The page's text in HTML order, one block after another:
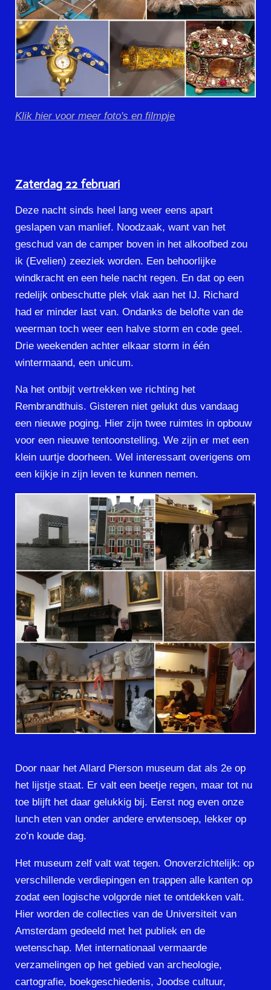
Klik hier voor meer foto's en filmpje
Zaterdag 22 februari
Deze nacht sinds heel lang weer eens apart
geslapen van manlief. Noodzaak, want van het
geschud van de camper boven in het alkoofbed zou
ik (Evelien) zeeziek worden. Een behoorlijke
windkracht en een hele nacht regen. En dat op een
redelijk onbeschutte plek vlak aan het IJ. Richard
had er minder last van. Ondanks de belofte van de
weerman toch weer een halve storm en code geel.
Drie weekenden achter elkaar storm in één
wintermaand, een unicum.
Na het ontbijt vertrekken we richting het
Rembrandthuis. Gisteren niet gelukt dus vandaag
een nieuwe poging. Hier zijn twee ruimtes in opbouw
voor een nieuwe tentoonstelling. We zijn er met een
klein uurtje doorheen. Wel interessant overigens om
een kijkje in zijn leven te kunnen nemen.
Door naar het Allard Pierson museum dat als 2e op
het lijstje staat. Er valt een beetje regen, maar tot nu
toe blijft het daar gelukkig bij. Eerst nog even onze
lunch eten van onder andere erwtensoep, lekker op
zo’n koude dag.
Het museum zelf valt wat tegen. Onoverzichtelijk: op
verschillende verdiepingen en trappen alle kanten op
zodat een logische volgorde niet te ontdekken valt.
Hier worden de collecties van de Universiteit van
Amsterdam gedeeld met het publiek en de
wetenschap. Met internationaal vermaarde
verzamelingen op het gebied van archeologie,
cartografie, boekgeschiedenis, Joodse cultuur,